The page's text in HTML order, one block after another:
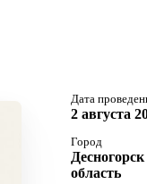
Дата
2 августа
Город
область